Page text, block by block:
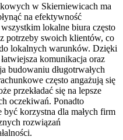
w Skierniewicach ma
na efektywność
lokalne biura często
potrzeby swoich klientów, co
lokalnych warunków. Dzięki
komunikacja oraz
budowaniu długotrwałych
często angażują się
przekładać się na lepsze
oczekiwań. Ponadto
być korzystna dla małych firm
rozwiązań